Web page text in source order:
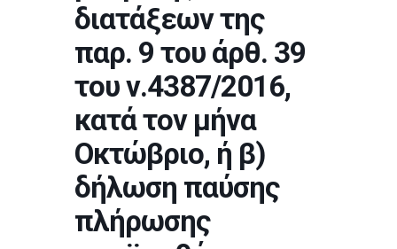
διατάξεων της
παρ. 9 του άρθ. 39
του ν.4387/2016,
κατά τον μήνα
Οκτώβριο, ή β)
δήλωση παύσης
πλήρωσης